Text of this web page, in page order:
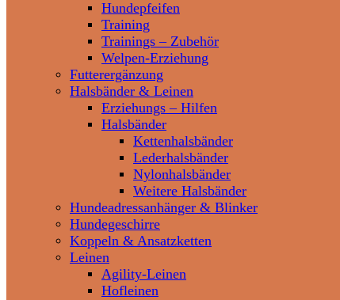
Hundepfeifen
Training
Trainings – Zubehör
Welpen-Erziehung
Futterergänzung
Halsbänder & Leinen
Erziehungs – Hilfen
Halsbänder
Kettenhalsbänder
Lederhalsbänder
Nylonhalsbänder
Weitere Halsbänder
Hundeadressanhänger & Blinker
Hundegeschirre
Koppeln & Ansatzketten
Leinen
Agility-Leinen
Hofleinen